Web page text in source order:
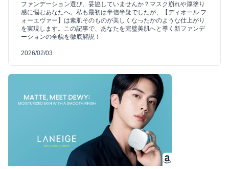
ファンデーション選び、妥協していませんか？マスク崩れや厚塗り
感に悩むあなたへ。私も最初は半信半疑でしたが、【ディオール フ
ォーエヴァー】は素肌そのものが美しくなったかのような仕上がり
を実現します。この記事で、あなたを完璧美肌へと導く新ファンデ
ーションの全貌を徹底解説！
2026/02/03